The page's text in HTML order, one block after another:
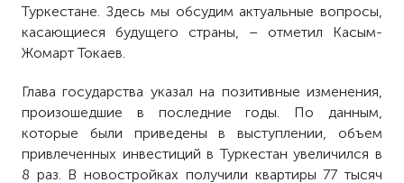
Туркестане. Здесь мы обсудим актуальные вопросы,
касающиеся будущего страны, – отметил Касым-
Жомарт Токаев.
Глава государства указал на позитивные изменения,
произошедшие в последние годы. По данным,
которые были приведены в выступлении, объем
привлеченных инвестиций в Туркестан увеличился в
8 раз. В новостройках получили квартиры 77 тысяч